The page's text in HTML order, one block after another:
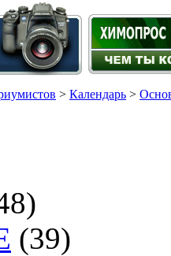
> Календарь >
(39)